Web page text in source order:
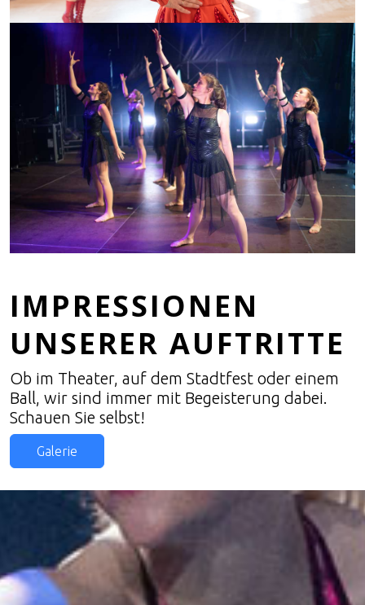
IMPRESSIONEN
UNSERER AUFTRITTE
Ob im Theater, auf dem Stadtfest oder einem
Ball, wir sind immer mit Begeisterung dabei.
Schauen Sie selbst!
Galerie